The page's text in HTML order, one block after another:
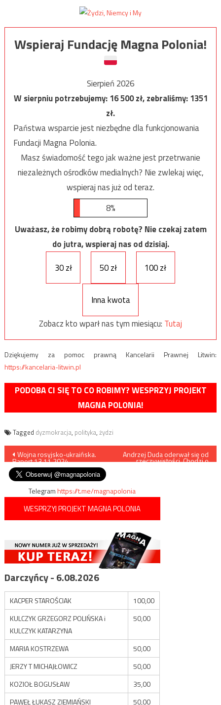
Wspieraj Fundację Magna Polonia!
Sierpień 2026
W sierpniu potrzebujemy:16 500zł, zebraliśmy:1351
zł.
Państwa wsparcie jest niezbędne dla funkcjonowania
Fundacji Magna Polonia.
Masz świadomość tego jak ważne jest przetrwanie
niezależnych ośrodków medialnych? Nie zwlekaj więc,
wspieraj nas już od teraz.
8%
Uważasz, że robimy dobrą robotę? Nie czekaj zatem
do jutra, wspieraj nas od dzisiaj.
30 zł
50 zł 100 zł
Inna kwota
Zobacz kto wparł nas tym miesiącu: Tutaj
Dziękujemy za pomoc prawną Kancelarii Prawnej Litwin:
https://kancelaria-litwin.pl
PODOBA CI SIĘ TO CO ROBIMY? WESPRZYJ PROJEKT
MAGNA POLONIA!
Tagged dyzmokracja, polityka, żydzi
Nawigacja
wpisu
Wojna rosyjsko-ukraińska.
Raport 13.11.2024
Andrzej Duda oderwał się od
rzeczywistości. Chodzi o
Telegramhttps://t.me/magnapolonia
WESPRZYJ PROJEKT MAGNA POLONIA
Darczyńcy - 6.08.2026
KACPER STAROŚCIAK
100,00
KULCZYK GRZEGORZ POLIŃSKA i
KULCZYK KATARZYNA
50,00
MARIA KOSTRZEWA
50,00
JERZY T MICHAJŁOWICZ
50,00
KOZIOŁ BOGUSŁAW
35,00
PAWEŁ ŁUKASZ ZIEMIAŃSKI
50,00